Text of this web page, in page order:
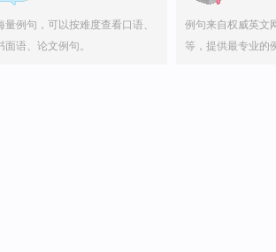
量例句，可以按难度查看口语、
面语、论文例句。
例句来自权威英文
等，提供最专业的